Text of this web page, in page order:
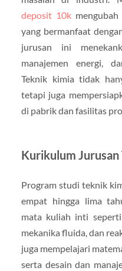
deposit 10k
yang bermanfaat
jurusan ini
manajemen energi,
Teknik kimia tidak
tetapi juga
di pabrik dan fasilitas
Kurikulum
Program studi teknik
empat hingga lima
mata kuliah inti
mekanika fluida, dan
juga mempelajari
serta desain dan